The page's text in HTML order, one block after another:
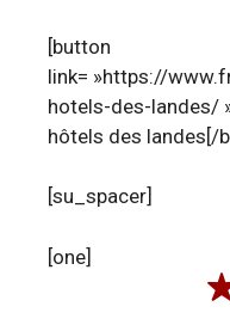
[button
link= »https://
hotels-des-landes/
hôtels des landes[/
[su_spacer]
[one]